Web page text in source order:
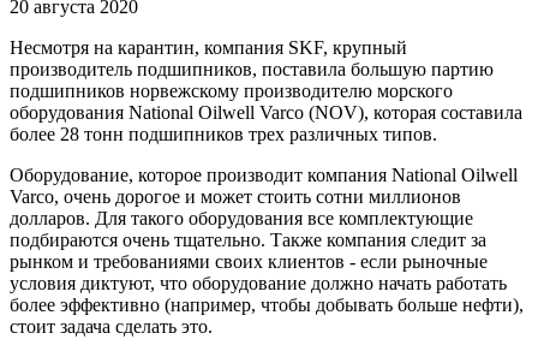
20 августа 2020
Несмотря на карантин, компания SKF, крупный
производитель подшипников, поставила большую партию
подшипников норвежскому производителю морского
оборудования National Oilwell Varco (NOV), которая составила
более 28 тонн подшипников трех различных типов.
Оборудование, которое производит компания National Oilwell
Varco, очень дорогое и может стоить сотни миллионов
долларов. Для такого оборудования все комплектующие
подбираются очень тщательно. Также компания следит за
рынком и требованиями своих клиентов - если рыночные
условия диктуют, что оборудование должно начать работать
более эффективно (например, чтобы добывать больше нефти),
стоит задача сделать это.